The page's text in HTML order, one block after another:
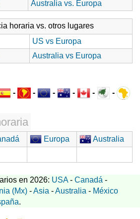
Australia vs. Europa
horaria vs. otros lugares
US vs Europa
Australia vs Europa
- - - - - -
Europa
Australia
en 2026: USA- Canadá -
(Mx) -Asia -Australia - México
.